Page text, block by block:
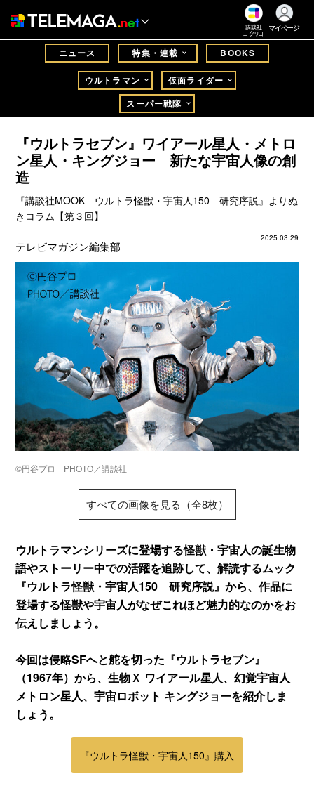
講談社
コクリコ
マイページ
ニュース 特集・連載 BOOKS
ウルトラマン
仮面ライダー
スーパー戦隊
『ウルトラセブン』ワイアール星人・メトロ
ン星人・キングジョー 新たな宇宙人像の創
造
『講談社MOOK ウルトラ怪獣・宇宙人150 研究序説』よりぬ
きコラム【第３回】
2025.03.29
テレビマガジン編集部
©円谷プロ PHOTO／講談社
すべての画像を見る（全8枚）
ウルトラマンシリーズに登場する怪獣・宇宙人の誕生物
語やストーリー中での活躍を追跡して、解読するムック
『ウルトラ怪獣・宇宙人150 研究序説』から、作品に
登場する怪獣や宇宙人がなぜこれほど魅力的なのかをお
伝えしましょう。
今回は侵略SFへと舵を切った『ウルトラセブン』
（1967年）から、生物Ｘ ワイアール星人、幻覚宇宙人
メトロン星人、宇宙ロボット キングジョーを紹介しま
しょう。
『ウルトラ怪獣・宇宙人150』購入